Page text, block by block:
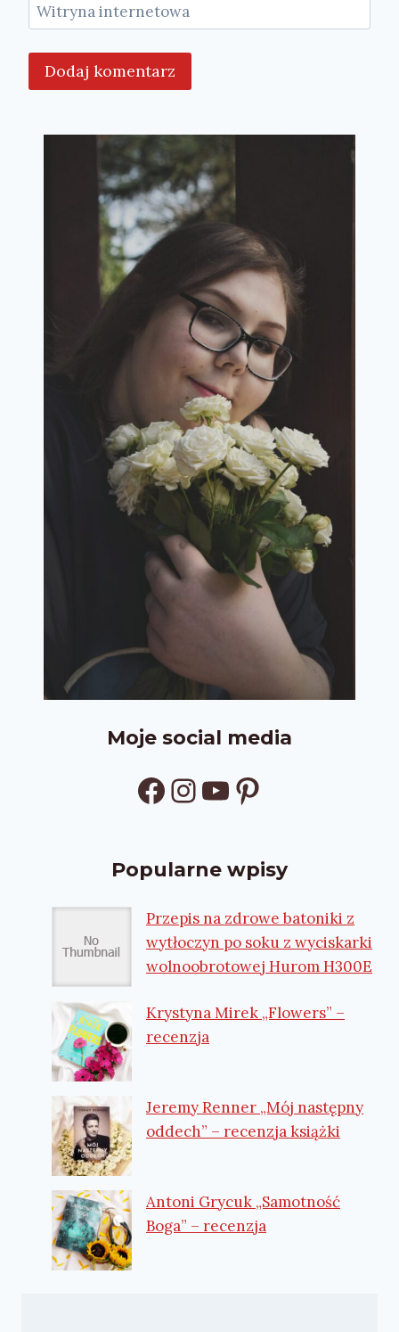
Witryna internetowa
Moje social media
Facebook
Instagram
YouTube
Pinterest
Popularne wpisy
Przepis na zdrowe batoniki z
wytłoczyn po soku z wyciskarki
wolnoobrotowej Hurom H300E
Krystyna Mirek „Flowers” –
recenzja
Jeremy Renner „Mój następny
oddech” – recenzja książki
Antoni Grycuk „Samotność
Boga” – recenzja